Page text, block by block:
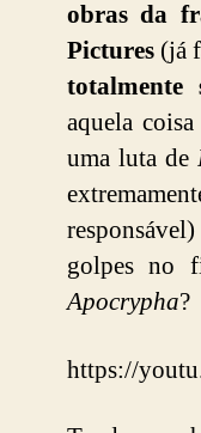
obras da
Pictures (já
totalmente
aquela
uma luta de
golpes no
Apocrypha?
https://